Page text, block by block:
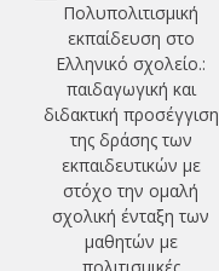
Πολυπολιτισμική
εκπαίδευση στο
Ελληνικό σχολείο.:
παιδαγωγική και
διδακτική προσέγγιση
της δράσης των
εκπαιδευτικών με
στόχο την ομαλή
σχολική ένταξη των
μαθητών με